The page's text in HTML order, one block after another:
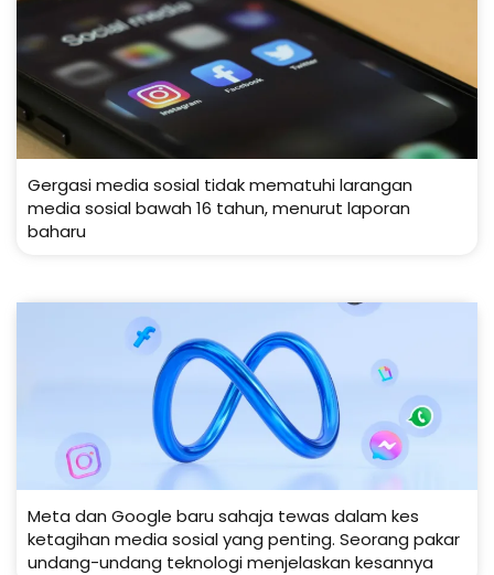
Gergasi media sosial tidak mematuhi larangan
media sosial bawah 16 tahun, menurut laporan
baharu
Meta dan Google baru sahaja tewas dalam kes
ketagihan media sosial yang penting. Seorang pakar
undang-undang teknologi menjelaskan kesannya